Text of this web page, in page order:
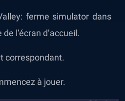
ferme simulator dans
l’écran d’accueil.
correspondant.
à jouer.